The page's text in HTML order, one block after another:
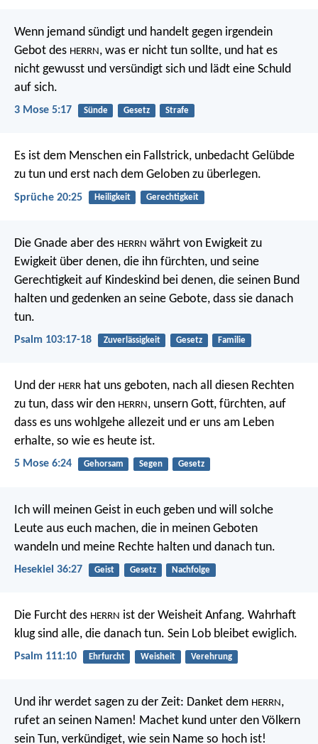
Wenn jemand sündigt und handelt gegen irgendein
Gebot des HERRN, was er nicht tun sollte, und hat es
nicht gewusst und versündigt sich und lädt eine Schuld
auf sich.
3 Mose 5:17 Sünde Gesetz Strafe
Es ist dem Menschen ein Fallstrick, unbedacht Gelübde
zu tun und erst nach dem Geloben zu überlegen.
Sprüche 20:25 Heiligkeit Gerechtigkeit
Die Gnade aber des HERRN währt von Ewigkeit zu
Ewigkeit über denen, die ihn fürchten, und seine
Gerechtigkeit auf Kindeskind bei denen, die seinen Bund
halten und gedenken an seine Gebote, dass sie danach
tun.
Psalm 103:17-18 Zuverlässigkeit Gesetz Familie
Und der HERR hat uns geboten, nach all diesen Rechten
zu tun, dass wir den HERRN, unsern Gott, fürchten, auf
dass es uns wohlgehe allezeit und er uns am Leben
erhalte, so wie es heute ist.
5 Mose 6:24 Gehorsam Segen Gesetz
Ich will meinen Geist in euch geben und will solche
Leute aus euch machen, die in meinen Geboten
wandeln und meine Rechte halten und danach tun.
Hesekiel 36:27 Geist Gesetz Nachfolge
Die Furcht des HERRN ist der Weisheit Anfang. Wahrhaft
klug sind alle, die danach tun. Sein Lob bleibet ewiglich.
Psalm 111:10 Ehrfurcht Weisheit Verehrung
Und ihr werdet sagen zu der Zeit: Danket dem HERRN,
rufet an seinen Namen! Machet kund unter den Völkern
sein Tun, verkündiget, wie sein Name so hoch ist!